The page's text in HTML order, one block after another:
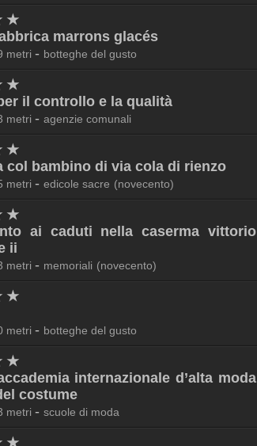
★
marrons glacés
metri - botteghe del gusto
★
il controllo e la qualità
metri - agenzie comunali
★
col bambino di via cola di rienzo
metri - edicole sacre (novecento)
★
ai caduti nella caserma vittorio
ii
metri - memoriali (novecento)
★
metri - botteghe del gusto
★
internazionale d’alta moda
costume
metri - scuole di moda
★